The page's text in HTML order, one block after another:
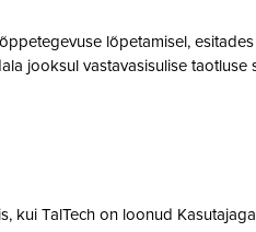
lõpetamisel,
jooksul vastavasisulise
TalTech on loonud